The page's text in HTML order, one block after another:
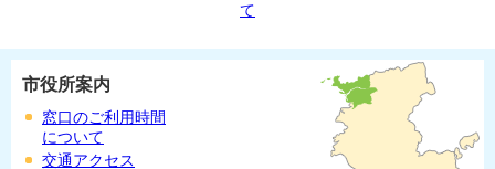
て
市役所案内
窓口のご利用時間
について
交通アクセス